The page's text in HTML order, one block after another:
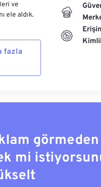
ve
ele aldık.
fazla
mi